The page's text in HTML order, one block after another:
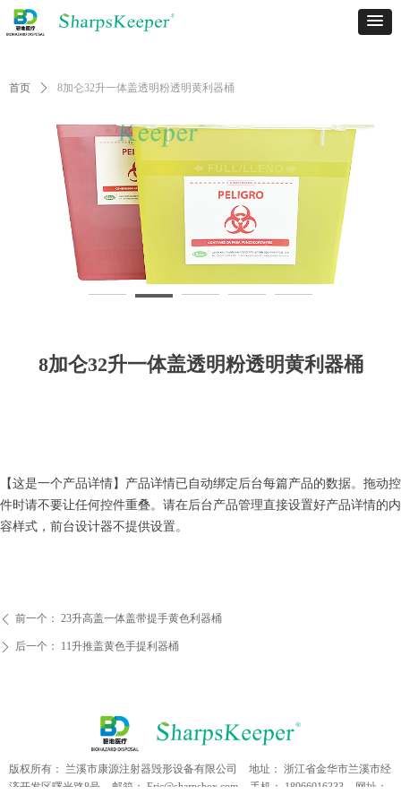
首页 ꄲ 8加仑32升一体盖透明粉透明黄利器桶
8加仑32升一体盖透明粉透明黄利器桶
ꄴ 前一个： 23升高盖一体盖带提手黄色利器桶
ꄲ 后一个： 11升推盖黄色手提利器桶
【这是一个产品详情】产品详情已自动绑定后台每篇产品的数据。拖动控
件时请不要让任何控件重叠。请在后台产品管理直接设置好产品详情的内
容样式，前台设计器不提供设置。
版权所有： 兰溪市康源注射器毁形设备有限公司 地址： 浙江省金华市兰溪市经
济开发区曙光路8号
邮箱： Eric@sharpsbox.com 手机： 18966016333
网址：